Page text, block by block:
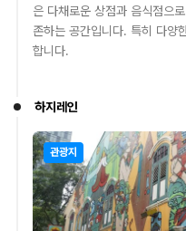
은 다채로운 상점과 음식점으
존하는 공간입니다. 특히 다양
합니다.
하지레인
관광지